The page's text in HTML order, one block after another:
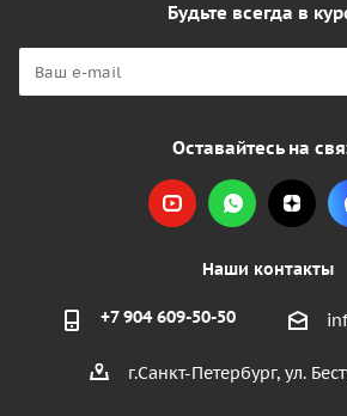
Будьте всегда в
Оставайтесь на
Наши контакты
+7 904 609-50-50
г.Санкт-Петербург, ул.